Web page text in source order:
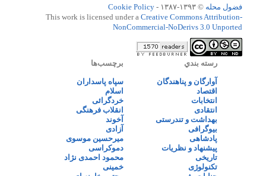
فضول محله © ۱۳۹۳-۱۳۸۷ -
Cookie Policy
This work is licensed under a Creative Commons Attribution-
NonCommercial-NoDerivs 3.0 Unported
رسته بندي
آوارگان و پناهندگان
اقتصاد
انتخابات
انتقادی
بهداشت و تندرستی
بیوگرافی
پادشاهی
پیشنهاد و نظریات
تاریخی
تکنولوژی
برچسب‌ها
سپاه پاسداران
اسلام
خردگرائی
انقلاب فرهنگی
آخوند
آزادی
میرحسین موسوی
دموکراسی
محمود احمدی نژاد
خمینی